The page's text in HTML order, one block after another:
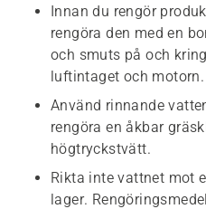
Innan du rengör
rengöra den med en
och smuts på och
luftintaget och motorn.
Använd rinnande
rengöra en åkbar
högtryckstvätt.
Rikta inte vattnet mot
lager.